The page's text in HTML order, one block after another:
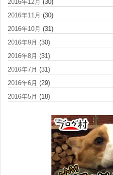
2016年12月 (30)
2016年11月 (30)
2016年10月 (31)
2016年9月 (30)
2016年8月 (31)
2016年7月 (31)
2016年6月 (29)
2016年5月 (18)